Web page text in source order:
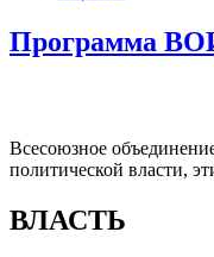
Программа
Всесоюзное
политической власти,
ВЛАСТЬ